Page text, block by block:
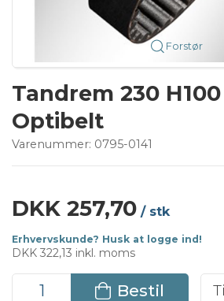
Forstør
Tandrem 230
Optibelt
Varenummer: 0795-0141
DKK 257,70 / stk
Erhvervskunde? Husk at logge ind!
DKK 322,13 inkl. moms
Bestil